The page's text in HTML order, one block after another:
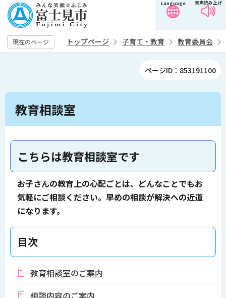
の
ペ
ー
す
音声読み上げ
Language
現在のページ トップページ 子育て・教育 教育委員会
ページID：853191100
本
教育相談室
こちらは教育相談室です
お子さんの教育上の心配ごとは、どんなことでもお
気軽にご相談ください。早めの相談が解決への近道
になります。
目次
教育相談室のご案内
相談内容のご案内